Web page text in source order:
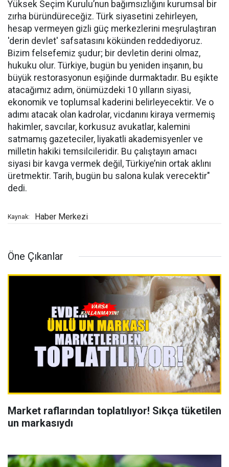
Yüksek Seçim Kurulu’nun bağımsızlığını kurumsal bir
zırha büründüreceğiz. Türk siyasetini zehirleyen,
hesap vermeyen gizli güç merkezlerini meşrulaştıran
'derin devlet' safsatasını kökünden reddediyoruz.
Bizim felsefemiz şudur; bir devletin derini olmaz,
hukuku olur. Türkiye, bugün bu yeniden inşanın, bu
büyük restorasyonun eşiğinde durmaktadır. Bu eşikte
atacağımız adım, önümüzdeki 10 yılların siyasi,
ekonomik ve toplumsal kaderini belirleyecektir. Ve o
adımı atacak olan kadrolar, vicdanını kiraya vermemiş
hakimler, savcılar, korkusuz avukatlar, kalemini
satmamış gazeteciler, liyakatli akademisyenler ve
milletin hakiki temsilcileridir. Bu çalıştayın amacı
siyasi bir kavga vermek değil, Türkiye’nin ortak aklını
üretmektir. Tarih, bugün bu salona kulak verecektir"
dedi.
Kaynak: Haber Merkezi
Öne Çıkanlar
Market raflarından toplatılıyor! Sıkça tüketilen
un markasıydı